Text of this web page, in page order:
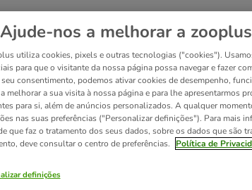
been changed
Seleção zooplus
Ajude-nos a melhorar a
utiliza cookies, pixels e outras tecnologias ("cookies").
para que o visitante da nossa página possa navegar e fazer
consentimento, podemos ativar cookies de desempenho,
melhorar a sua visita à nossa página e para lhe apresentarmos
para si, além de anúncios personalizados. A qualquer
nas suas preferências ("Personalizar definições"). Para mais
que faz o tratamento dos seus dados, sobre os dados que são
deve consultar o centro de preferências.
Política de
definições